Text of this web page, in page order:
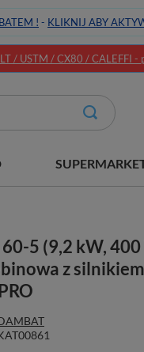
! - KLIKNIJ ABY
/ USTM / CX80 / CALEFFI -
5 (9,2 kW, 400
z silnikiem